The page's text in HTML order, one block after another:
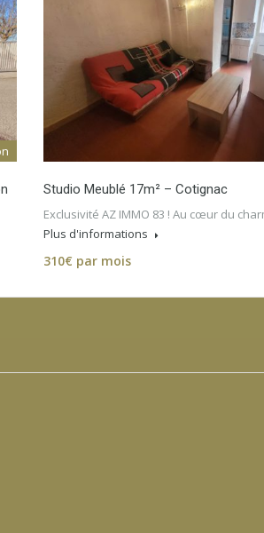
Studio Meublé 17m² – Cotignac
Exclusivité AZ IMMO 83 ! Au cœur du
Plus d'informations
310€ par mois